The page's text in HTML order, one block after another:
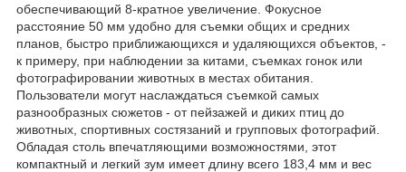
обеспечивающий 8-кратное увеличение. Фокусное
расстояние 50 мм удобно для съемки общих и средних
планов, быстро приближающихся и удаляющихся объектов, -
к примеру, при наблюдении за китами, съемках гонок или
фотографировании животных в местах обитания.
Пользователи могут наслаждаться съемкой самых
разнообразных сюжетов - от пейзажей и диких птиц до
животных, спортивных состязаний и групповых фотографий.
Обладая столь впечатляющими возможностями, этот
компактный и легкий зум имеет длину всего 183,4 мм и вес